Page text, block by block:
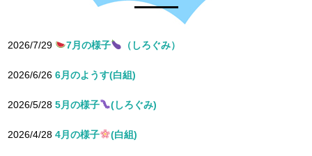
2026/7/29 7月の様子 （しろぐみ）
2026/6/26 6月のようす(白組)
2026/5/28 5月の様子 (しろぐみ)
2026/4/28 4月の様子 (白組)